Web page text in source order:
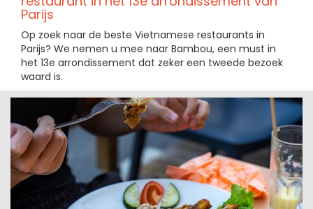
Parijs
Op zoek naar de beste Vietnamese restaurants in
Parijs? We nemen u mee naar Bambou, een must in
het 13e arrondissement dat zeker een tweede bezoek
waard is.